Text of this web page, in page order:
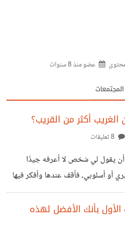
عضو منذ8 سنوات
المجتمعات
الغريب أكثر من القريب؟
يقول لي شخص لا أعرفه جيدًا
أو أسلوبي، فأقف عندها وأفكر فيها
بالحرف، لو قالها لي أخي أو
الفوري: "ومن أنت حتى تقول
يقول العكس تمامًا. من يعرفني
بأنك الأفضل لهذه